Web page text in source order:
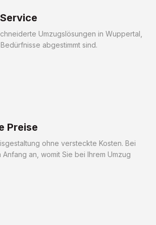
Umzugslösungen in Wuppertal,
abgestimmt sind.
Preise
ohne versteckte Kosten. Bei
an, womit Sie bei Ihrem Umzug